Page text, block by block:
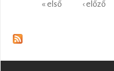
« első ‹ előző